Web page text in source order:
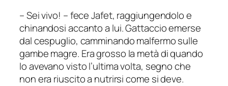
–Sei vivo! –fece Jafet, raggiungendolo e
chinandosi accanto a lui. Gattaccio emerse
dal cespuglio, camminando malfermo sulle
gambe magre. Era grosso la metà di quando
lo avevano visto l’ultima volta, segno che
non era riuscito a nutrirsi come si deve.